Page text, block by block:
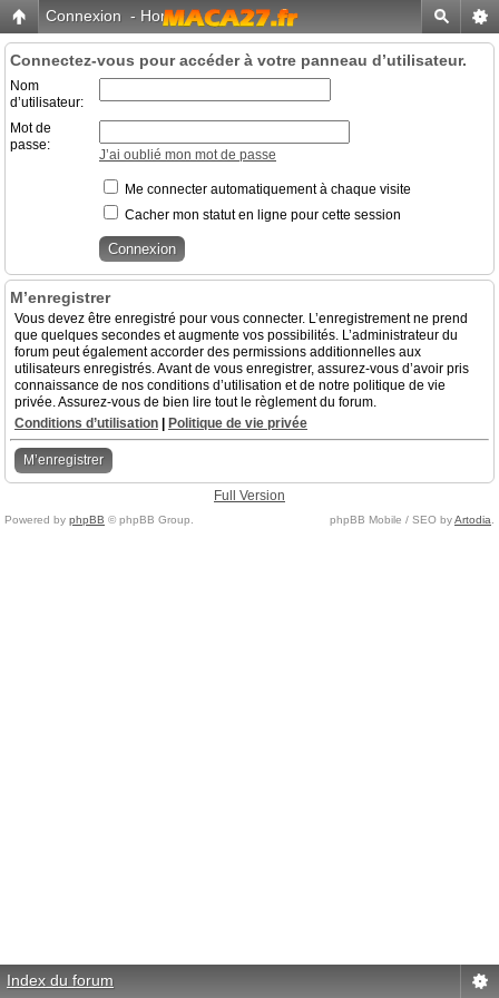
Connexion - Home
Connectez-vous pour accéder à votre panneau d’utilisateur.
Nom
d’utilisateur:
Mot de
passe:
J’ai oublié mon mot de passe
Me connecter automatiquement à chaque visite
Cacher mon statut en ligne pour cette session
M’enregistrer
Vous devez être enregistré pour vous connecter. L’enregistrement ne prend
que quelques secondes et augmente vos possibilités. L’administrateur du
forum peut également accorder des permissions additionnelles aux
utilisateurs enregistrés. Avant de vous enregistrer, assurez-vous d’avoir pris
connaissance de nos conditions d’utilisation et de notre politique de vie
privée. Assurez-vous de bien lire tout le règlement du forum.
Conditions d’utilisation
Politique de vie privée
M’enregistrer
Full Version
Powered by phpBB © phpBB Group. phpBB Mobile / SEO byArtodia
Index du forum